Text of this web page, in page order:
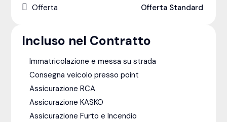
Offerta Offerta Standard
Incluso nel Contratto
Immatricolazione e messa su strada
Consegna veicolo presso point
Assicurazione RCA
Assicurazione KASKO
Assicurazione Furto e Incendio